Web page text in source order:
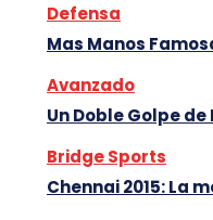
Defensa
Mas Manos
Avanzado
Un Doble Golpe
Bridge Sports
Chennai 2015: La